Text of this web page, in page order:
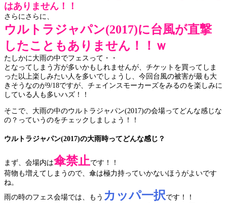
はありません！！
さらにさらに、
ウルトラジャパン(2017)に台風が直撃
したこともありません！！ｗ
たしかに大雨の中でフェスって・・
となってしまう方が多いかもしれませんが、チケットを買ってしま
った以上楽しみたい人を多いでしょうし、今回台風の被害が最も大
きそうなのが9/18ですが、チェインスモーカーズをみるのを楽しみに
している人も多いハズ！！
そこで、大雨の中のウルトラジャパン(2017)の会場ってどんな感じな
の？っていうのをチェックしましょう！！
ウルトラジャパン(2017)の大雨時ってどんな感じ？
まず、会場内は傘禁止です！！
荷物も増えてしまうので、傘は極力持っていかないほうがよいです
ね。
雨の時のフェス会場では、もう カッパ一択です！！